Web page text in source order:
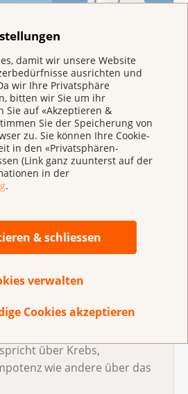
damit wir unsere Website
ausrichten und
wir Ihre Privatsphäre
bitten wir Sie um ihr
Sie auf «Akzeptieren &
Sie der Speicherung von
zu. Sie können Ihre Cookie-
in den «Privatsphären-
(Link ganz zuunterst auf der
in der
.
& schliessen
verwalten
Cookies akzeptieren
Prostatakrebs erfolgreich
Sie eine
viele Vorteile»
über Krebs,
wie andere über das